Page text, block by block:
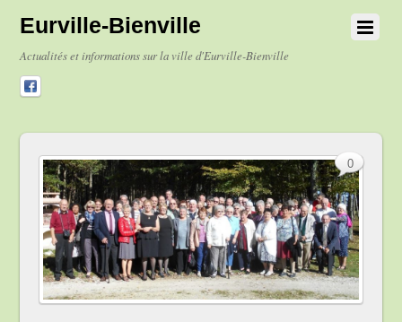
Eurville-Bienville
Actualités et informations sur la ville d'Eurville-Bienville
0